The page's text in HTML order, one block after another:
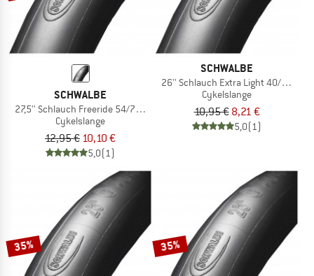
SCHWALBE
27,5'' Schlauch Freeride 54/75-584 AV 21F
Cykelslange
12,95 € 10,10 €
5,0(1)
SCHWALBE
26'' Schlauch Extra Light 40/60-559
Cykelslange
10,95 € 8,21 €
5,0(1)
35% 35%